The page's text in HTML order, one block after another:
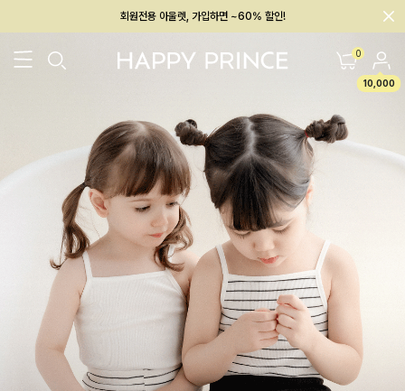
회원전용 아울렛, 가입하면 ~60% 할인!
0
10,000